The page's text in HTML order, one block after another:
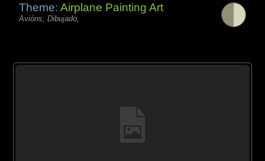
Theme:Airplane Painting Art
Avións, Dibujado,